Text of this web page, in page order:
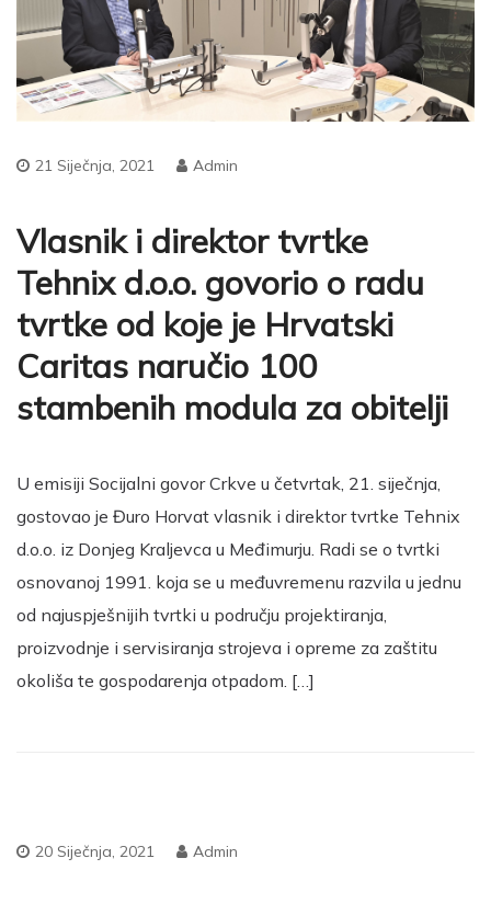
21 Siječnja, 2021 Admin
Vlasnik i direktor tvrtke
Tehnix d.o.o. govorio o radu
tvrtke od koje je Hrvatski
Caritas naručio 100
stambenih modula za obitelji
U emisiji Socijalni govor Crkve u četvrtak, 21. siječnja,
gostovao je Đuro Horvat vlasnik i direktor tvrtke Tehnix
d.o.o. iz Donjeg Kraljevca u Međimurju. Radi se o tvrtki
osnovanoj 1991. koja se u međuvremenu razvila u jednu
od najuspješnijih tvrtki u području projektiranja,
proizvodnje i servisiranja strojeva i opreme za zaštitu
okoliša te gospodarenja otpadom. […]
20 Siječnja, 2021 Admin